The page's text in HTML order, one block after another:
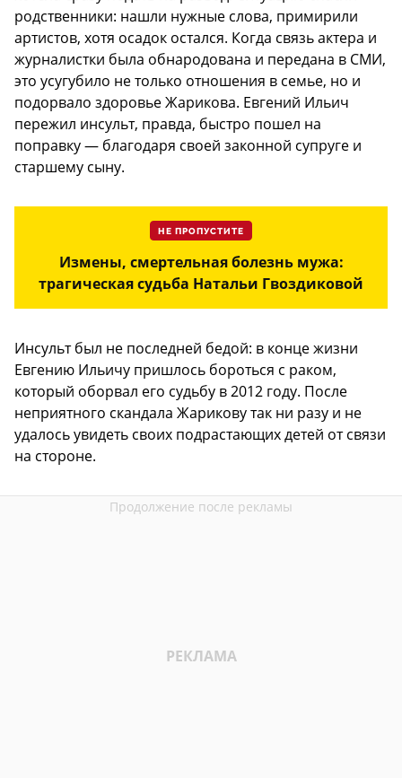
родственники: нашли нужные слова, примирили
артистов, хотя осадок остался. Когда связь актера и
журналистки была обнародована и передана в СМИ,
это усугубило не только отношения в семье, но и
подорвало здоровье Жарикова. Евгений Ильич
пережил инсульт, правда, быстро пошел на
поправку — благодаря своей законной супруге и
старшему сыну.
НЕ ПРОПУСТИТЕ
Измены, смертельная болезнь мужа:
трагическая судьба Натальи Гвоздиковой
Инсульт был не последней бедой: в конце жизни
Евгению Ильичу пришлось бороться с раком,
который оборвал его судьбу в 2012 году. После
неприятного скандала Жарикову так ни разу и не
удалось увидеть своих подрастающих детей от связи
на стороне.